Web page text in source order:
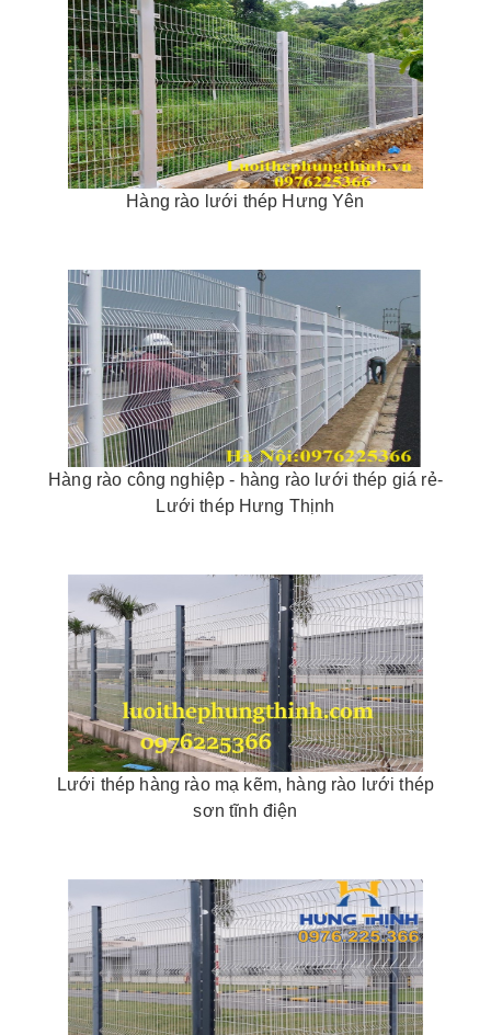
Hàng rào lưới thép Hưng Yên
Hàng rào công nghiệp - hàng rào lưới thép giá rẻ-
Lưới thép Hưng Thịnh
Lưới thép hàng rào mạ kẽm, hàng rào lưới thép
sơn tĩnh điện